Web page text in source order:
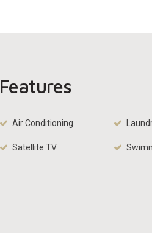
Features
Air Conditioning
Satellite TV